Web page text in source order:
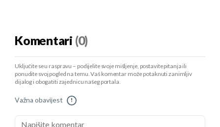
Komentari (0)
Uključite se u raspravu – podijelite svoje mišljenje, postavite pitanja ili
ponudite svoj pogled na temu. Vaš komentar može potaknuti zanimljiv
dijalog i obogatiti zajednicu našeg portala.
Važna obavijest !